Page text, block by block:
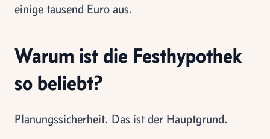
einige tausend Euro aus.
Warum ist die Festhypothek
so beliebt?
Planungssicherheit. Das ist der Hauptgrund.